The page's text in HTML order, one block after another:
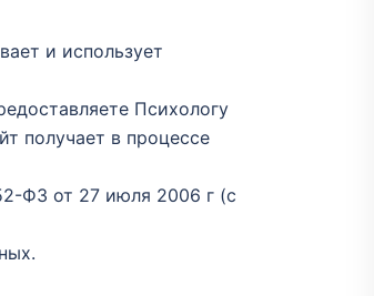
и использует
Психологу
получает в процессе
ФЗ от 27 июля 2006 г (с